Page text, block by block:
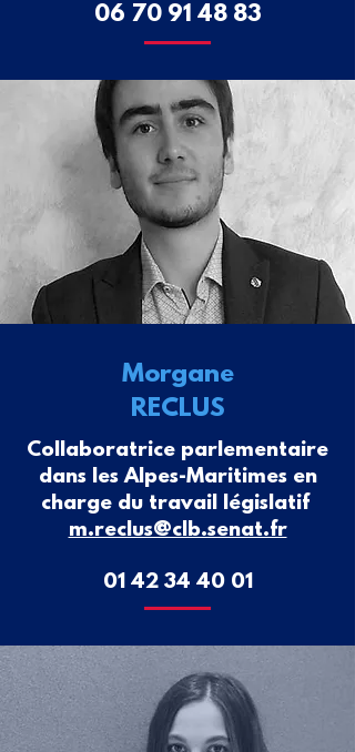
06 70 91 48 83
Morgane
RECLUS
Collaboratrice parlementaire
dans les Alpes-Maritimes en
charge du travail législatif
m.reclus@clb.senat.fr
01 42 34 40 01